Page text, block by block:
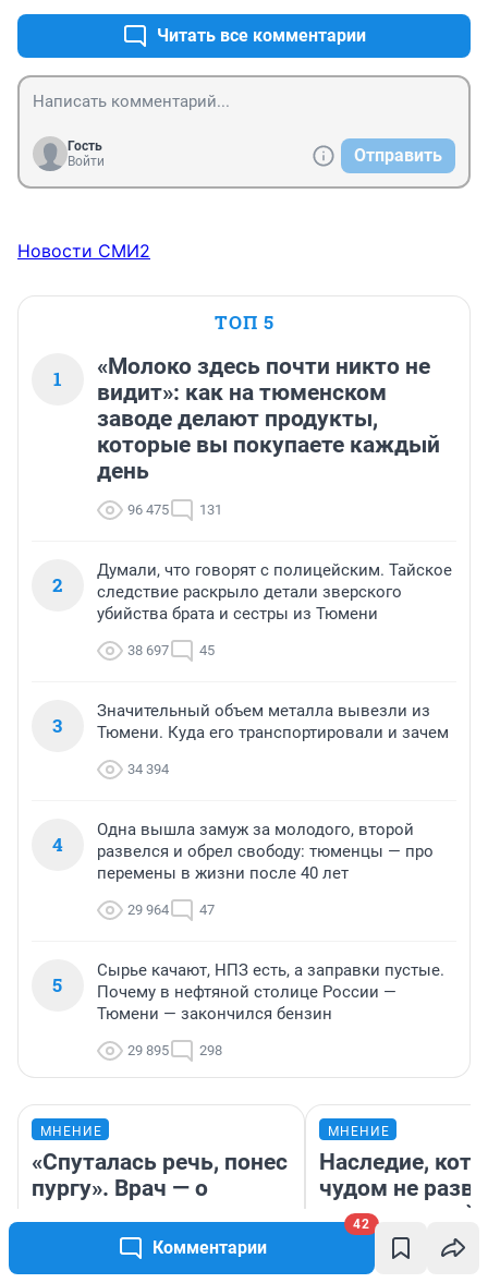
Комментарии
42
Читать все комментарии
Гость
Войти
Отправить
Новости СМИ2
ТОП 5
1
«Молоко здесь почти никто не
видит»: как на тюменском
заводе делают продукты,
которые вы покупаете каждый
день
96 475 131
2
Думали, что говорят с полицейским. Тайское
следствие раскрыло детали зверского
убийства брата и сестры из Тюмени
38 697 45
3
Значительный объем металла вывезли из
Тюмени. Куда его транспортировали и зачем
34 394
4
Одна вышла замуж за молодого, второй
развелся и обрел свободу: тюменцы — про
перемены в жизни после 40 лет
29 964 47
5
Сырье качают, НПЗ есть, а заправки пустые.
Почему в нефтяной столице России —
Тюмени — закончился бензин
29 895 298
МНЕНИЕ
«Спуталась речь, понес
пургу». Врач — о
который сложно
обнаружить
МНЕНИЕ
Наследие,
чудом не
транспортный
разнес миф о
советских